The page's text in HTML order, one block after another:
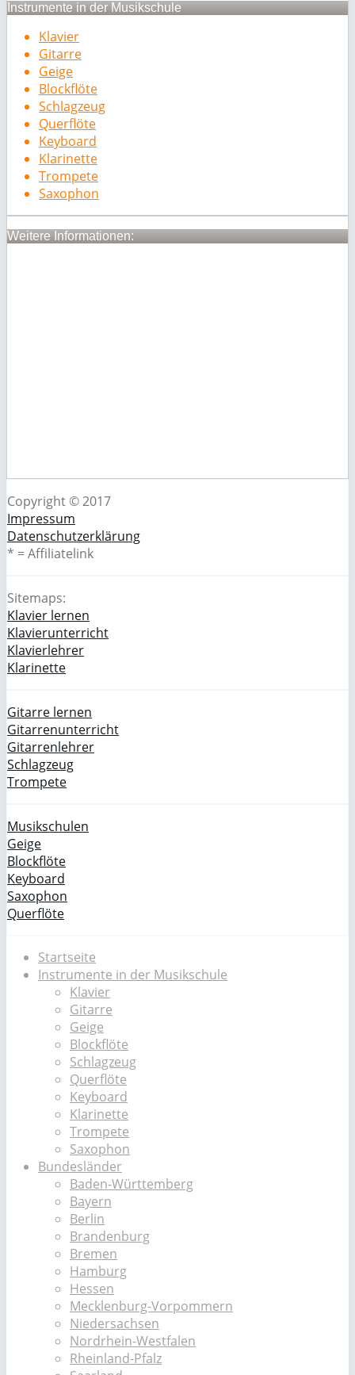
Instrumente in der Musikschule
Klavier
Gitarre
Geige
Blockflöte
Schlagzeug
Querflöte
Keyboard
Klarinette
Trompete
Saxophon
Weitere Informationen:
Copyright © 2017
Impressum
Datenschutzerklärung
* = Affiliatelink
Sitemaps:
Klavier lernen
Klavierunterricht
Klavierlehrer
Klarinette
Gitarre lernen
Gitarrenunterricht
Gitarrenlehrer
Schlagzeug
Trompete
Musikschulen
Geige
Blockflöte
Keyboard
Saxophon
Querflöte
Startseite
Instrumente in der Musikschule
Klavier
Gitarre
Geige
Blockflöte
Schlagzeug
Querflöte
Keyboard
Klarinette
Trompete
Saxophon
Bundesländer
Baden-Württemberg
Bayern
Berlin
Brandenburg
Bremen
Hamburg
Hessen
Mecklenburg-Vorpommern
Niedersachsen
Nordrhein-Westfalen
Rheinland-Pfalz